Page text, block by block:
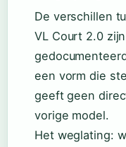
De verschillen
VL Court 2.0
een vorm die
geeft geen
vorige model.
Het weglating: